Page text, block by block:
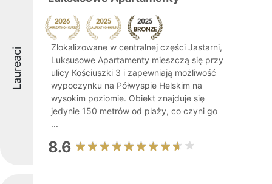
Laureaci
Zlokalizowane w centralnej części Jastarni,
Luksusowe Apartamenty mieszczą się przy
ulicy Kościuszki 3 i zapewniają możliwość
wypoczynku na Półwyspie Helskim na
wysokim poziomie. Obiekt znajduje się
jedynie 150 metrów od plaży, co czyni go
...
8.6